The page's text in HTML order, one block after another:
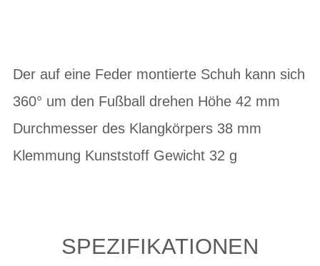
Der auf eine Feder montierte Schuh kann sich
360° um den Fußball drehen Höhe 42 mm
Durchmesser des Klangkörpers 38 mm
Klemmung Kunststoff Gewicht 32 g
SPEZIFIKATIONEN